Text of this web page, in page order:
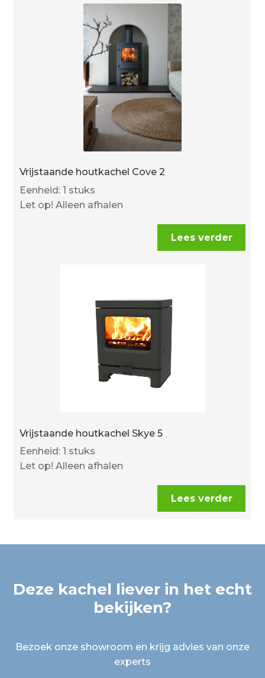
Vrijstaande houtkachel Cove 2
Eenheid: 1 stuks
Let op! Alleen afhalen
Lees verder
Vrijstaande houtkachel Skye 5
Eenheid: 1 stuks
Let op! Alleen afhalen
Lees verder
Deze kachel liever in het echt
bekijken?
Bezoek onze showroom en krijg advies van onze
experts